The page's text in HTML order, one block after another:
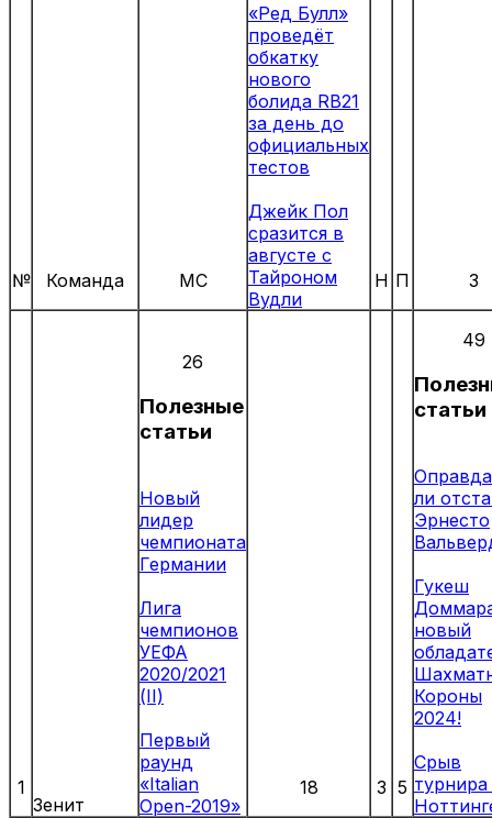
№ Команда МС
«Ред Булл»
проведёт
обкатку
нового
болида RB21
за день до
официальных
тестов
Джейк Пол
сразится в
августе с
Тайроном
Вудли
Н П З
1
Зенит
26
Полезные
статьи
Новый
лидер
чемпионата
Германии
Лига
чемпионов
УЕФА
2020/2021
(II)
Первый
раунд
«Italian
Open-2019»
18 3 5
49
статьи
ли
Эрнесто
Гукеш
новый
Короны
2024!
Срыв